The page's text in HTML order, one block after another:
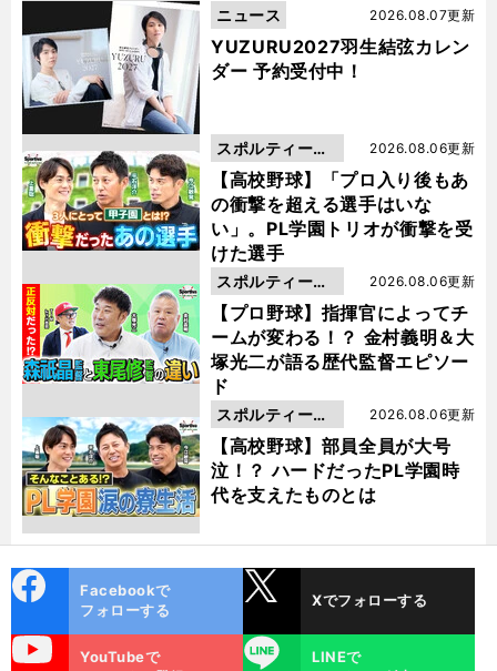
YUZURU2027羽生結弦カレン
ダー 予約受付中！
2026.08.07更新
ニュース
【高校野球】「プロ入り後もあ
の衝撃を超える選手はいな
い」。PL学園トリオが衝撃を受
けた選手
2026.08.06更新
スポルティーバ
動画
【プロ野球】指揮官によってチ
ームが変わる！？ 金村義明＆大
塚光二が語る歴代監督エピソー
ド
2026.08.06更新
スポルティーバ
動画
【高校野球】部員全員が大号
泣！？ ハードだったPL学園時
代を支えたものとは
2026.08.06更新
スポルティーバ
動画
ok
Facebookで
フォローする
Xでフォローする
YouTubeで
LINE
LINEで